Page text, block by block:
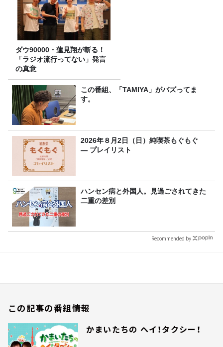
ダウ90000・蓮見翔が斬る！
「ラジオ流行ってない」発言
の真意
この番組、「TAMIYA」がバズってま
す。
2026年８月2日（日）純喫茶もぐもぐ
― プレイリスト
ハンセン病と外国人。見過ごされてきた
二重の差別
Recommended by
この記事の番組情報
かまいたちの ヘイ！タクシー！